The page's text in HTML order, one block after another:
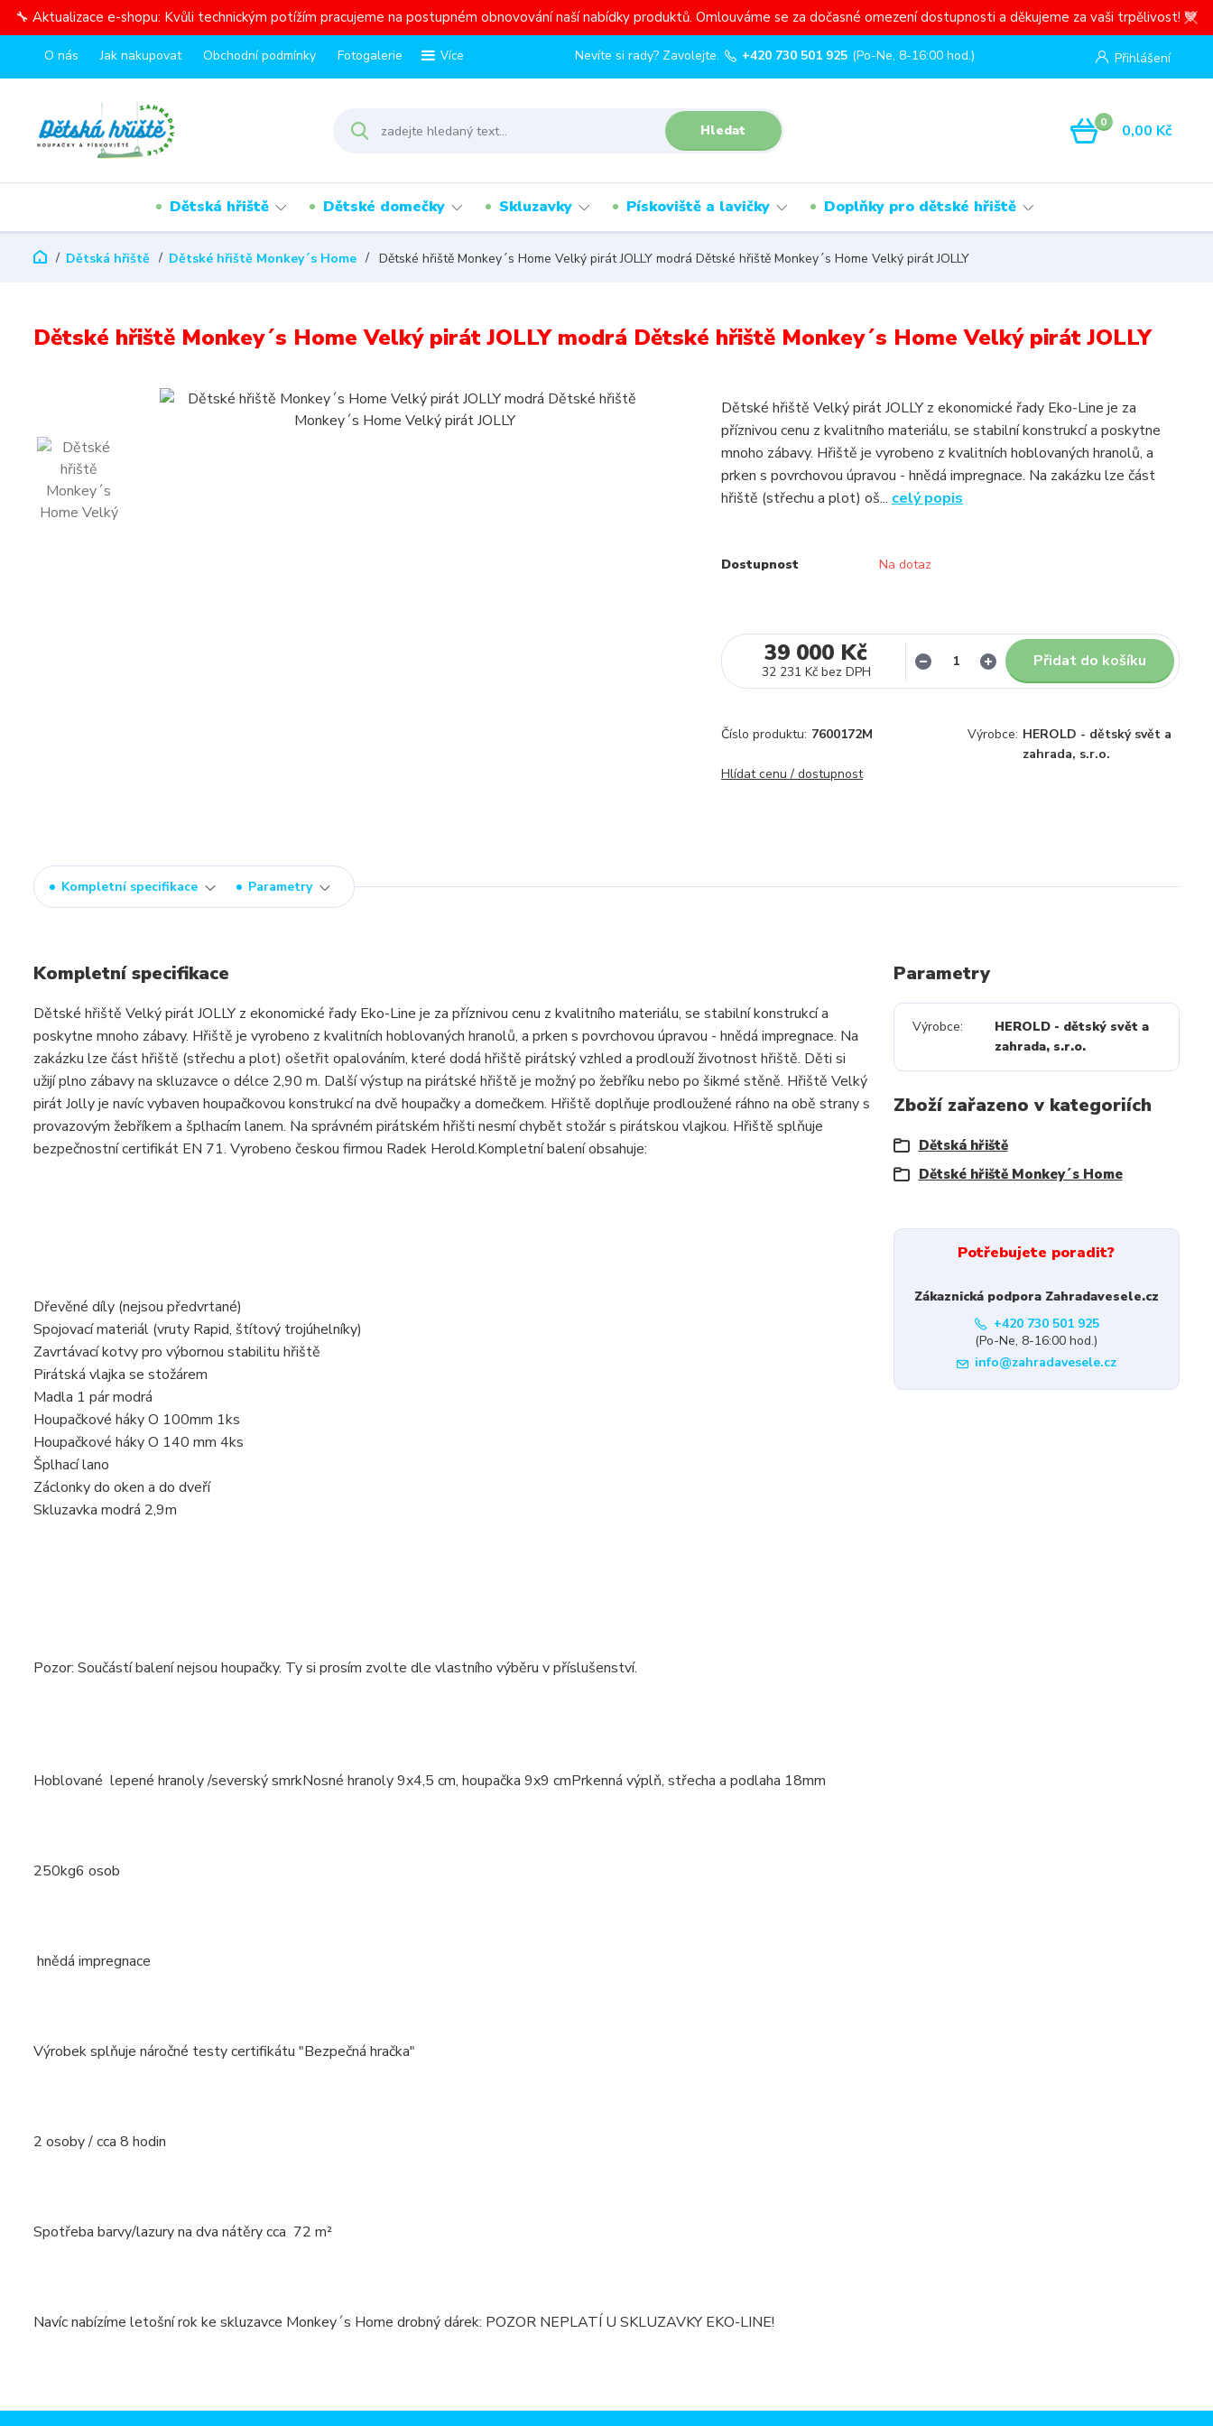
🔧 Aktualizace e-shopu: Kvůli technickým potížím pracujeme na postupném obnovování naší nabídky produktů. Omlouváme se za dočasné omezení dostupnosti a děkujeme za vaši trpělivost! 💙
O nás Jak nakupovat Obchodní podmínky Fotogalerie Více Přihlášení
Hledat
Nevíte si rady? Zavolejte. +420 730 501 925 (Po-Ne, 8-16:00 hod.)
0 0,00 Kč
Dětská hřiště Dětské domečky Skluzavky Pískoviště a lavičky Doplňky pro dětské hřiště
Dětská hřiště Dětské hřiště Monkey´s Home Dětské hřiště Monkey´s Home Velký pirát JOLLY modrá Dětské hřiště Monkey´s Home Velký pirát JOLLY
Dětské hřiště Monkey´s Home Velký pirát JOLLY modrá Dětské hřiště Monkey´s Home Velký pirát JOLLY
Dětské hřiště Velký pirát JOLLY z ekonomické řady Eko-Line je za
příznivou cenu z kvalitního materiálu, se stabilní konstrukcí a poskytne
mnoho zábavy. Hřiště je vyrobeno z kvalitních hoblovaných hranolů, a
prken s povrchovou úpravou - hnědá impregnace. Na zakázku lze část
hřiště (střechu a plot) oš... celý popis
Dostupnost Na dotaz
39 000 Kč
32 231 Kč bez DPH
Přidat do košíku
Číslo produktu: 7600172M Výrobce: HEROLD - dětský svět a
zahrada, s.r.o.
Hlídat cenu / dostupnost
Kompletní specifikace Parametry
Kompletní specifikace
Dětské hřiště Velký pirát JOLLY z ekonomické řady Eko-Line je za příznivou cenu z kvalitního materiálu, se stabilní konstrukcí a
poskytne mnoho zábavy. Hřiště je vyrobeno z kvalitních hoblovaných hranolů, a prken s povrchovou úpravou - hnědá impregnace. Na
zakázku lze část hřiště (střechu a plot) ošetřit opalováním, které dodá hřiště pirátský vzhled a prodlouží životnost hřiště. Děti si
užijí plno zábavy na skluzavce o délce 2,90 m. Další výstup na pirátské hřiště je možný po žebříku nebo po šikmé stěně. Hřiště Velký
pirát Jolly je navíc vybaven houpačkovou konstrukcí na dvě houpačky a domečkem. Hřiště doplňuje prodloužené ráhno na obě strany s
provazovým žebříkem a šplhacím lanem. Na správném pirátském hřišti nesmí chybět stožár s pirátskou vlajkou. Hřiště splňuje
bezpečnostní certifikát EN 71. Vyrobeno českou firmou Radek Herold.Kompletní balení obsahuje:
Dřevěné díly (nejsou předvrtané)
Spojovací materiál (vruty Rapid, štítový trojúhelníky)
Zavrtávací kotvy pro výbornou stabilitu hřiště
Pirátská vlajka se stožárem
Madla 1 pár modrá
Houpačkové háky O 100mm 1ks
Houpačkové háky O 140 mm 4ks
Šplhací lano
Záclonky do oken a do dveří
Skluzavka modrá 2,9m
Pozor: Součástí balení nejsou houpačky. Ty si prosím zvolte dle vlastního výběru v příslušenství.
Hoblované lepené hranoly /severský smrkNosné hranoly 9x4,5 cm, houpačka 9x9 cmPrkenná výplň, střecha a podlaha 18mm
250kg6 osob
hnědá impregnace
Výrobek splňuje náročné testy certifikátu "Bezpečná hračka"
2 osoby / cca 8 hodin
Spotřeba barvy/lazury na dva nátěry cca 72 m²
Navíc nabízíme letošní rok ke skluzavce Monkey´s Home drobný dárek: POZOR NEPLATÍ U SKLUZAVKY EKO-LINE!
Parametry
Výrobce
HEROLD - dětský svět a
zahrada, s.r.o.
Zboží zařazeno v kategoriích
Dětská hřiště
Dětské hřiště Monkey´s Home
Potřebujete poradit?
Zákaznická podpora Zahradavesele.cz
+420 730 501 925
(Po-Ne, 8-16:00 hod.)
info@zahradavesele.cz